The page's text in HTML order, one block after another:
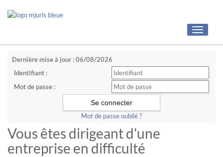
Toggle
Dernière mise à jour : 06/08/2026
Identifiant :
Mot de passe :
Mot de passe oublié ?
Vous êtes dirigeant d'une
entreprise en difficulté